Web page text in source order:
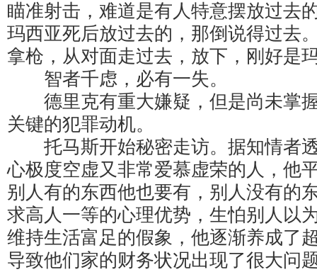
瞄准射击，难道是有人特意摆放过去
玛西亚死后放过去的，那倒说得过去
拿枪，从对面走过去，放下，刚好是
智者千虑，必有一失。
德里克有重大嫌疑，但是尚未掌
关键的犯罪动机。
托马斯开始秘密走访。据知情者
心极度空虚又非常爱慕虚荣的人，他
别人有的东西他也要有，别人没有的
求高人一等的心理优势，生怕别人以
维持生活富足的假象，他逐渐养成了
导致他们家的财务状况出现了很大问